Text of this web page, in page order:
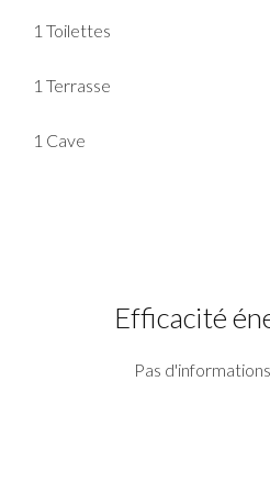
1 Toilettes
1 Terrasse
1 Cave
Efficacité
Pas